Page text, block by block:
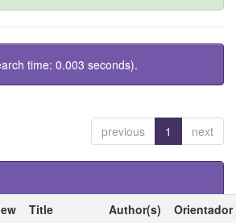
time: 0.003 seconds).
previous 1 next
Title Author(s)
Orientador